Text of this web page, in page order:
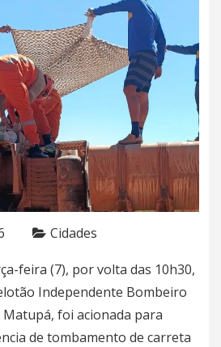
Cidades
feira (7), por volta das 10h30,
Independente Bombeiro
Matupá, foi acionada para
de tombamento de carreta